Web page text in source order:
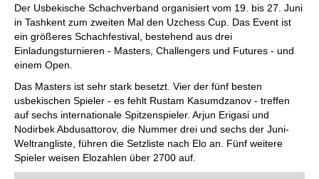
Der Usbekische Schachverband organisiert vom 19. bis 27. Juni
in Tashkent zum zweiten Mal den Uzchess Cup. Das Event ist
ein größeres Schachfestival, bestehend aus drei
Einladungsturnieren - Masters, Challengers und Futures - und
einem Open.
Das Masters ist sehr stark besetzt. Vier der fünf besten
usbekischen Spieler - es fehlt Rustam Kasumdzanov - treffen
auf sechs internationale Spitzenspieler. Arjun Erigasi und
Nodirbek Abdusattorov, die Nummer drei und sechs der Juni-
Weltrangliste, führen die Setzliste nach Elo an. Fünf weitere
Spieler weisen Elozahlen über 2700 auf.